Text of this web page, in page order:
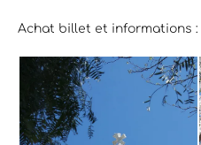
Achat billet et informations :